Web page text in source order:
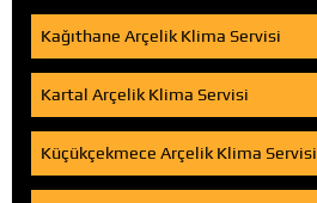
Kağıthane Arçelik Klima Servisi
Kartal Arçelik Klima Servisi
Küçükçekmece Arçelik Klima Servisi